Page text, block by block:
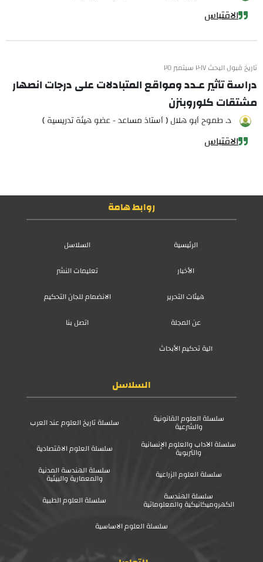
الاقتباس
تاريخ قبول البحث ٢٠١٧ سبتمبر ٢٥
دراسة تأثير عـدد ومواقع المتبادلات على درجات انصهار
مشتقات كلوروبنزن
د. طموح أبو هلال ( أستاذ مساعد - عضو هيئة تدريسية )
الاقتباس
روابط هامة
الرئيسية
السلاسل
الأخبار
تعليمات النشر
هيئات التحرير
الانضمام للجان التحكيم
عن المجلة
اتصل بنا
آلية تحكيم الأبحاث
السلاسل
سلسلة العلوم القانونية
والشرعية
سلسلة تاريخ العلوم عند العرب
سلسلة الآداب والعلوم الإنسانية
والتربوية
سلسلة العلوم الاقتصادية
سلسلة العلوم الزراعية
سلسلة الهندسة المدنية
والمعمارية والبيئية
سلسلة الهندسة
الكهروميكانيكية والمعلوماتية
سلسلة العلوم الطبية
سلسلة العلوم الاساسية